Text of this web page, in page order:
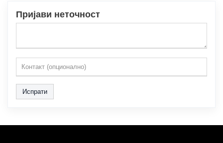
Пријави неточност
Испрати